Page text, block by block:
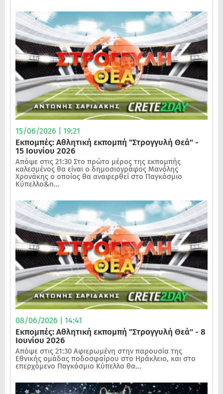
15/06/2026 | 19:21
Εκπομπές: Αθλητική εκπομπή "Στρογγυλή Θεά" -
15 Ιουνίου 2026
Απόψε στις 21:30 Στο πρώτο μέρος της εκπομπής
καλεσμένος θα είναι ο δημοσιογράφος Μανόλης
Χρονάκης ο οποίος θα αναφερθεί στο Παγκόσμιο
Κύπελλο&n...
08/06/2026 | 14:41
Εκπομπές: Αθλητική εκπομπή "Στρογγυλή Θεά" - 8
Ιουνίου 2026
Απόψε στις 21:30 Αφιερωμένη στην παρουσία της
Εθνικής ομάδας ποδοσφαίρου στο Ηράκλειο, και στο
επερχόμενο Παγκόσμιο Κύπελλο θα...